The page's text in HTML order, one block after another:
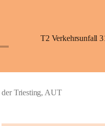
T2 Verkehrsunfall
Triesting, AUT